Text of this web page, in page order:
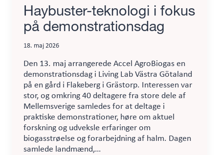
Haybuster-teknologi i fokus
på demonstrationsdag
18. maj 2026
Den 13. maj arrangerede Accel AgroBiogas en
demonstrationsdag i Living Lab Västra Götaland
på en gård i Flakeberg i Grästorp. Interessen var
stor, og omkring 40 deltagere fra store dele af
Mellemsverige samledes for at deltage i
praktiske demonstrationer, høre om aktuel
forskning og udveksle erfaringer om
biogasstrøelse og forarbejdning af halm. Dagen
samlede landmænd,…